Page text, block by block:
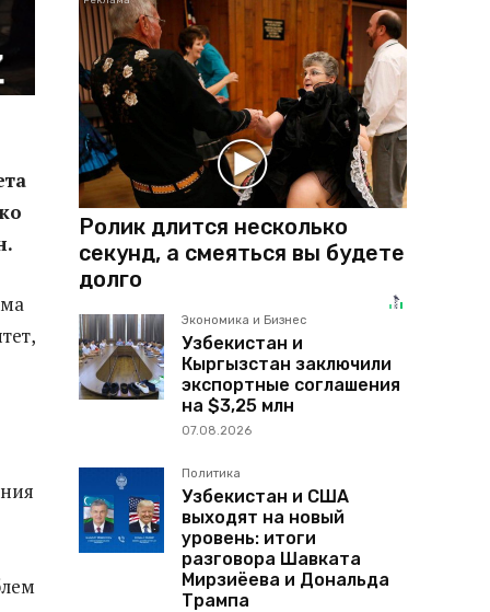
Ролик длится несколько
секунд, а смеяться вы будете
долго
Экономика и Бизнес
Узбекистан и
Кыргызстан заключили
экспортные соглашения
на $3,25 млн
07.08.2026
Политика
Узбекистан и США
выходят на новый
уровень: итоги
разговора Шавката
Мирзиёева и Дональда
Трампа